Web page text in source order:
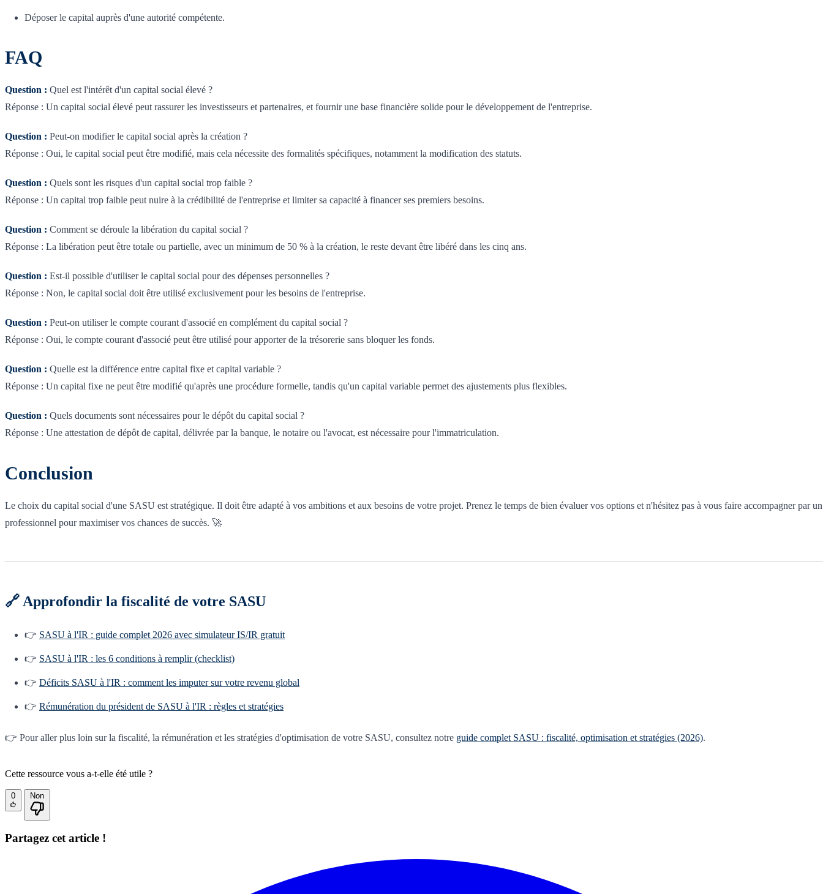
Déposer le capital auprès d'une autorité compétente.
FAQ
Question : Quel est l'intérêt d'un capital social élevé ?
Réponse : Un capital social élevé peut rassurer les investisseurs et partenaires, et fournir une base financière solide pour le développement de l'entreprise.
Question : Peut-on modifier le capital social après la création ?
Réponse : Oui, le capital social peut être modifié, mais cela nécessite des formalités spécifiques, notamment la modification des statuts.
Question : Quels sont les risques d'un capital social trop faible ?
Réponse : Un capital trop faible peut nuire à la crédibilité de l'entreprise et limiter sa capacité à financer ses premiers besoins.
Question : Comment se déroule la libération du capital social ?
Réponse : La libération peut être totale ou partielle, avec un minimum de 50 % à la création, le reste devant être libéré dans les cinq ans.
Question : Est-il possible d'utiliser le capital social pour des dépenses personnelles ?
Réponse : Non, le capital social doit être utilisé exclusivement pour les besoins de l'entreprise.
Question : Peut-on utiliser le compte courant d'associé en complément du capital social ?
Réponse : Oui, le compte courant d'associé peut être utilisé pour apporter de la trésorerie sans bloquer les fonds.
Question : Quelle est la différence entre capital fixe et capital variable ?
Réponse : Un capital fixe ne peut être modifié qu'après une procédure formelle, tandis qu'un capital variable permet des ajustements plus flexibles.
Question : Quels documents sont nécessaires pour le dépôt du capital social ?
Réponse : Une attestation de dépôt de capital, délivrée par la banque, le notaire ou l'avocat, est nécessaire pour l'immatriculation.
Conclusion
Le choix du capital social d'une SASU est stratégique. Il doit être adapté à vos ambitions et aux besoins de votre projet. Prenez le temps de bien évaluer vos options et n'hésitez pas à vous faire accompagner par un
professionnel pour maximiser vos chances de succès. 🚀
🔗 Approfondir la fiscalité de votre SASU
👉 SASU à l'IR : guide complet 2026 avec simulateur IS/IR gratuit
👉 SASU à l'IR : les 6 conditions à remplir (checklist)
👉 Déficits SASU à l'IR : comment les imputer sur votre revenu global
👉 Rémunération du président de SASU à l'IR : règles et stratégies
👉 Pour aller plus loin sur la fiscalité, la rémunération et les stratégies d'optimisation de votre SASU, consultez notre guide complet SASU : fiscalité, optimisation et stratégies (2026).
Cette ressource vous a-t-elle été utile ?
0
Partagez cet article !